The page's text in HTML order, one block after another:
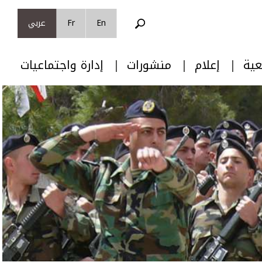
En
Fr عربي
إعلام منشورات إدارة واجتماعيات